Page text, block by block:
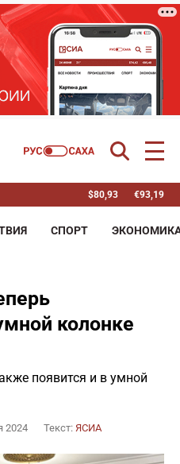
$80,93 €93,19
СПОРТ
колонке
появится и в умной
2024 Текст: ЯСИА